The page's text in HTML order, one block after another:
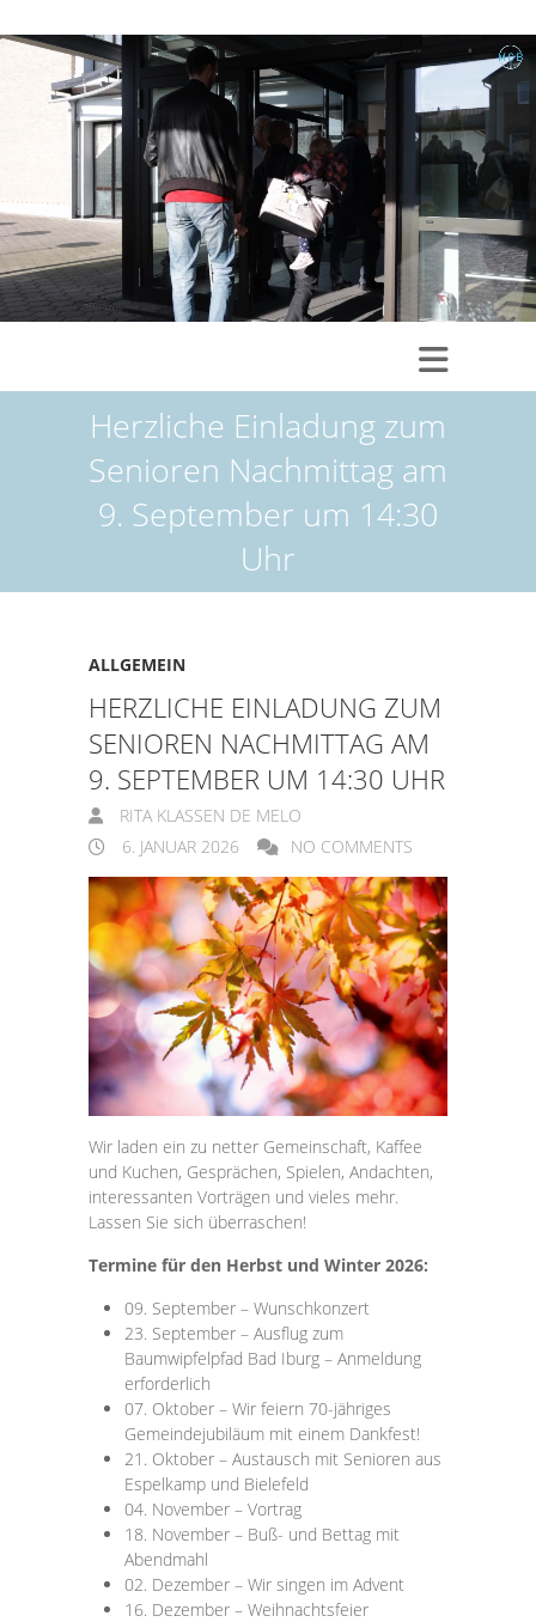
Herzliche Einladung zum
Senioren Nachmittag am
9. September um 14:30
Uhr
ALLGEMEIN
HERZLICHE EINLADUNG ZUM
SENIOREN NACHMITTAG AM
9. SEPTEMBER UM 14:30 UHR
RITA KLASSEN DE MELO
6. JANUAR 2026
NO COMMENTS
Wir laden ein zu netter Gemeinschaft, Kaffee
und Kuchen, Gesprächen, Spielen, Andachten,
interessanten Vorträgen und vieles mehr.
Lassen Sie sich überraschen!
Termine für den Herbst und Winter 2026:
09. September – Wunschkonzert
23. September – Ausflug zum
Baumwipfelpfad Bad Iburg – Anmeldung
erforderlich
07. Oktober – Wir feiern 70-jähriges
Gemeindejubiläum mit einem Dankfest!
21. Oktober – Austausch mit Senioren aus
Espelkamp und Bielefeld
04. November – Vortrag
18. November – Buß- und Bettag mit
Abendmahl
02. Dezember – Wir singen im Advent
16. Dezember – Weihnachtsfeier